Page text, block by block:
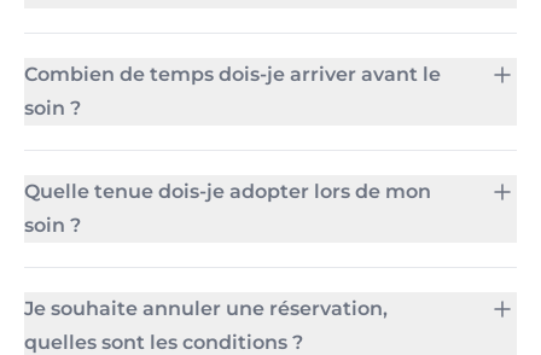
Combien de temps dois-je arriver avant le
soin ?
Quelle tenue dois-je adopter lors de mon
soin ?
Je souhaite annuler une réservation,
quelles sont les conditions ?